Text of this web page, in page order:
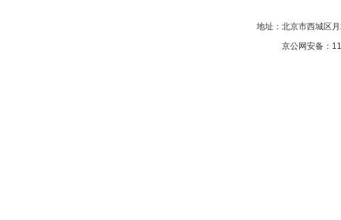
地址：北京市西城区
京公网安备：